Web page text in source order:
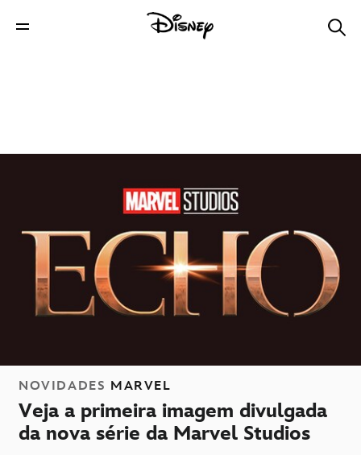
NOVIDADES MARVEL
Veja a primeira imagem divulgada
da nova série da Marvel Studios